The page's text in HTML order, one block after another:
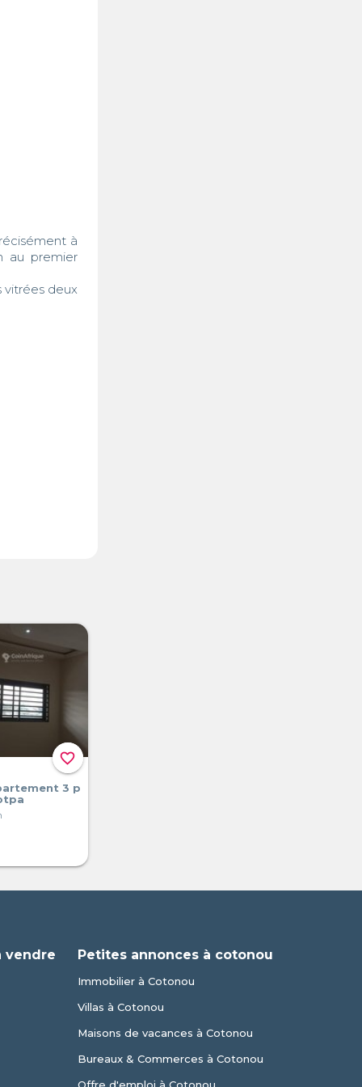
à
au premier
vitrées deux
favorite_border
3 p
vendre Petites annonces à cotonou
Immobilier à Cotonou
Villas à Cotonou
Maisons de vacances à Cotonou
Bureaux & Commerces à Cotonou